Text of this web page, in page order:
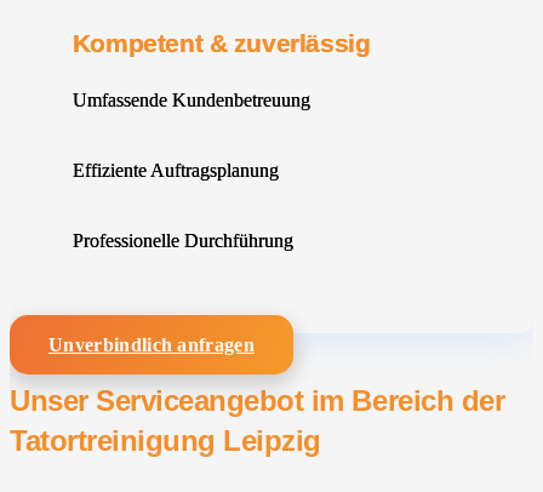
Kompetent & zuverlässig
Umfassende Kundenbetreuung
Effiziente Auftragsplanung
Professionelle Durchführung
Unverbindlich anfragen
Unser Serviceangebot im Bereich der
Tatortreinigung Leipzig